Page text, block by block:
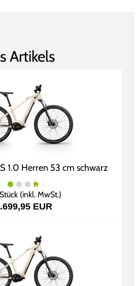
Artikels
1.0 Herren 53 cm schwarz
(inkl. MwSt.)
EUR